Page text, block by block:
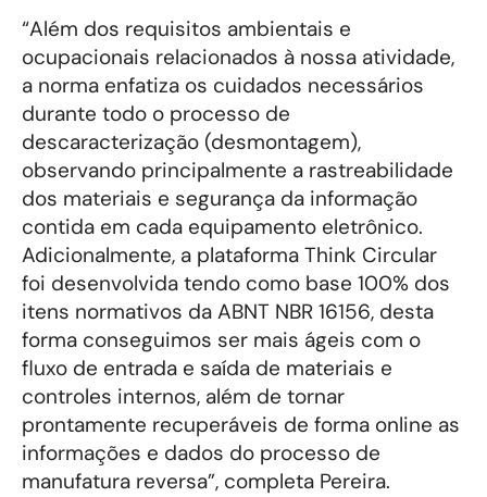
“Além dos requisitos ambientais e
ocupacionais relacionados à nossa atividade,
a norma enfatiza os cuidados necessários
durante todo o processo de
descaracterização (desmontagem),
observando principalmente a rastreabilidade
dos materiais e segurança da informação
contida em cada equipamento eletrônico.
Adicionalmente, a plataforma Think Circular
foi desenvolvida tendo como base 100% dos
itens normativos da ABNT NBR 16156, desta
forma conseguimos ser mais ágeis com o
fluxo de entrada e saída de materiais e
controles internos, além de tornar
prontamente recuperáveis de forma online as
informações e dados do processo de
manufatura reversa”, completa Pereira.